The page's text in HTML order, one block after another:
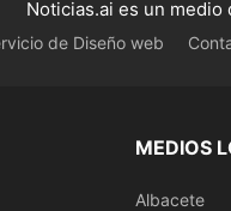
Noticias.ai es un medio
de Diseño web
MEDIOS
Albacete